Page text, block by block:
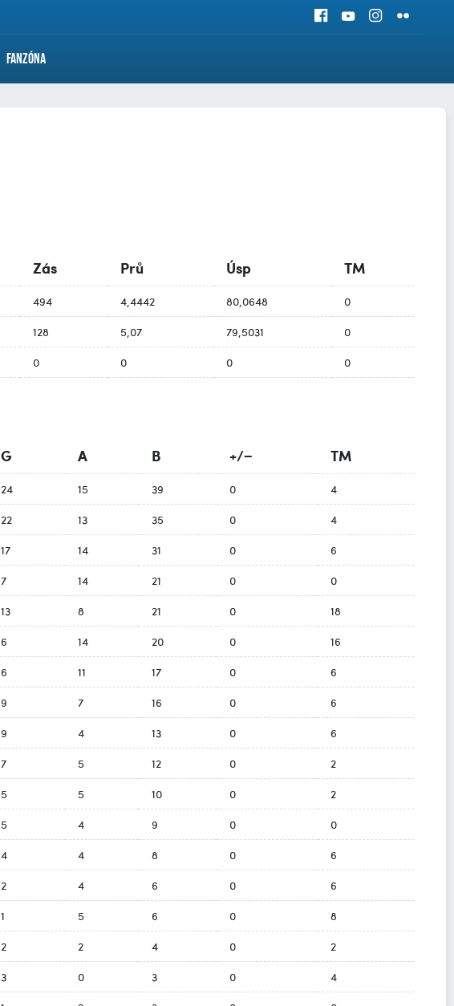
FANZÓNA
Zás Prů Úsp TM
494 4,4442 80,0648
0
128 5,07 79,5031
0
0 0 0 0
G A B +/− TM
24 15 39 0
4
22 13 35 0
4
17 14 31 0
6
7 14 21 0
0
13 8 21 0
18
6 14 20 0
16
6 11 17 0
6
9 7 16 0
6
9 4 13 0
6
7 5 12 0
2
5 5 10 0
2
5 4 9 0
0
4 4 8 0
6
2 4 6 0
6
1 5 6 0
8
2 2 4 0
2
3 0 3 0
4